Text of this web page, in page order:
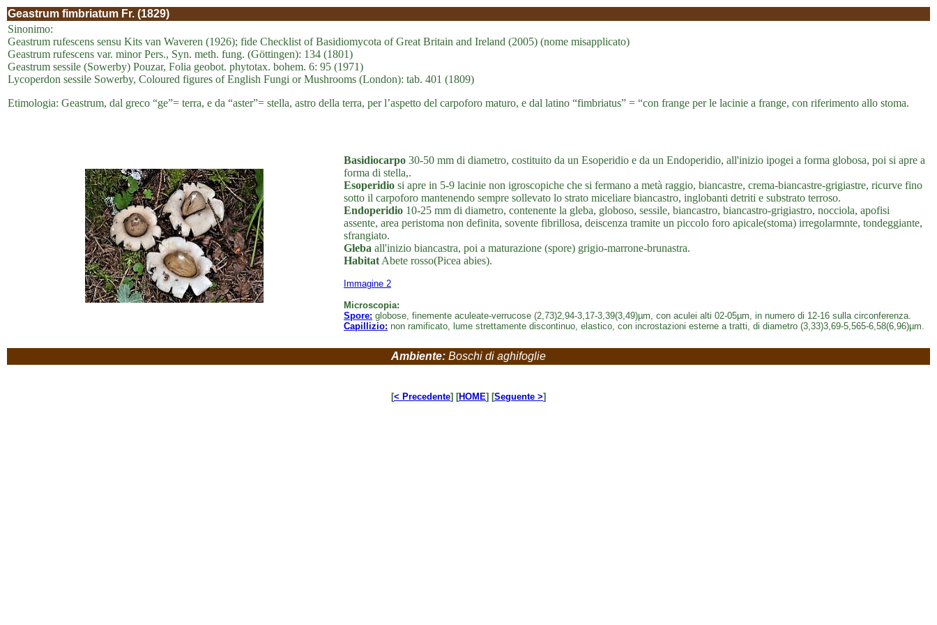
Geastrum fimbriatum Fr. (1829)
Sinonimo:
Geastrum rufescens sensu Kits van Waveren (1926); fide Checklist of Basidiomycota of Great Britain and Ireland (2005) (nome misapplicato)
Geastrum rufescens var. minor Pers., Syn. meth. fung. (Göttingen): 134 (1801)
Geastrum sessile (Sowerby) Pouzar, Folia geobot. phytotax. bohem. 6: 95 (1971)
Lycoperdon sessile Sowerby, Coloured figures of English Fungi or Mushrooms (London): tab. 401 (1809)
Etimologia: Geastrum, dal greco “ge”= terra, e da “aster”= stella, astro della terra, per l’aspetto del carpoforo maturo, e dal latino “fimbriatus” = “con frange per le lacinie a frange, con riferimento allo stoma.
Basidiocarpo 30-50 mm di diametro, costituito da un Esoperidio e da un Endoperidio, all'inizio ipogei a forma globosa, poi si apre a
forma di stella,.
Esoperidio si apre in 5-9 lacinie non igroscopiche che si fermano a metà raggio, biancastre, crema-biancastre-grigiastre, ricurve fino
sotto il carpoforo mantenendo sempre sollevato lo strato miceliare biancastro, inglobanti detriti e substrato terroso.
Endoperidio 10-25 mm di diametro, contenente la gleba, globoso, sessile, biancastro, biancastro-grigiastro, nocciola, apofisi
assente, area peristoma non definita, sovente fibrillosa, deiscenza tramite un piccolo foro apicale(stoma) irregolarmnte, tondeggiante,
sfrangiato.
Gleba all'inizio biancastra, poi a maturazione (spore) grigio-marrone-brunastra.
Habitat Abete rosso(Picea abies).
Immagine 2
Microscopia:
Spore: globose, finemente aculeate-verrucose (2,73)2,94-3,17-3,39(3,49)µm, con aculei alti 02-05µm, in numero di 12-16 sulla circonferenza.
Capillizio: non ramificato, lume strettamente discontinuo, elastico, con incrostazioni esterne a tratti, di diametro (3,33)3,69-5,565-6,58(6,96)µm.
Ambiente: Boschi di aghifoglie
[< Precedente] [HOME] [Seguente >]